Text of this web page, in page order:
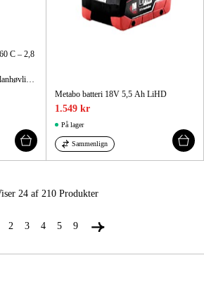
C – 2,8
Nem at skifte fra afretning til planhøvling og har en gearkasse for jævn fremføring af emnet.
Metabo batteri 18V 5,5 Ah LiHD
1.549 kr
På lager
Sammenlign
24 af 210 Produkter
2 3 4 5 9